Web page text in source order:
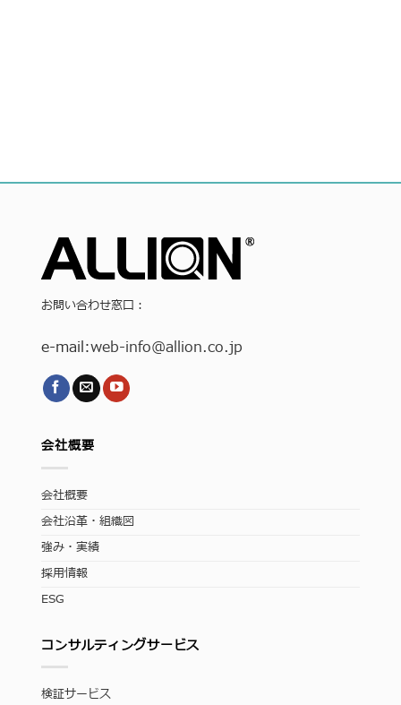
お問い合わせ窓口：
e-mail:web-info@allion.co.jp
会社概要
会社概要
会社沿革・組織図
強み・実績
採用情報
ESG
コンサルティングサービス
検証サービス